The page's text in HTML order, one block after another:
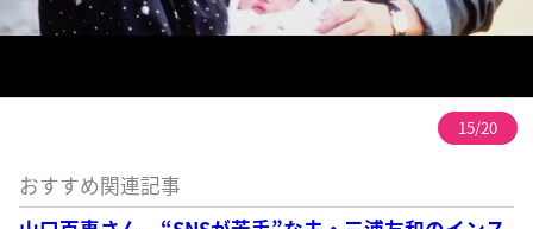
15/20
おすすめ関連記事